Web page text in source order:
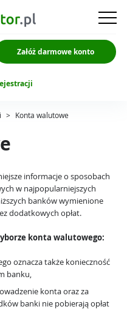
Załóż darmowe konto
> Konta walutowe
informacje o sposobach
w najpopularniejszych
banków wymienione
dodatkowych opłat.
konta walutowego:
oznacza także konieczność
banku,
konta oraz za
banki nie pobierają opłat